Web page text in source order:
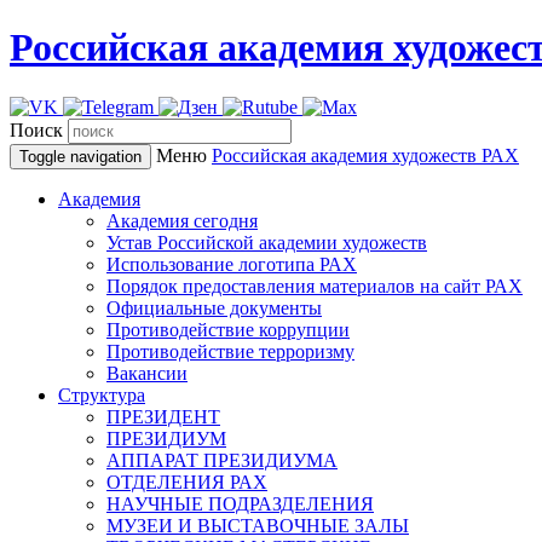
Российская академия
Поиск
Toggle navigation Меню Российская академия художеств РАХ
Академия
Академия сегодня
Устав Российской академии художеств
Использование логотипа РАХ
Порядок предоставления материалов на сайт РАХ
Официальные документы
Противодействие коррупции
Противодействие терроризму
Вакансии
Структура
ПРЕЗИДЕНТ
ПРЕЗИДИУМ
АППАРАТ ПРЕЗИДИУМА
ОТДЕЛЕНИЯ РАХ
НАУЧНЫЕ ПОДРАЗДЕЛЕНИЯ
МУЗЕИ И ВЫСТАВОЧНЫЕ ЗАЛЫ